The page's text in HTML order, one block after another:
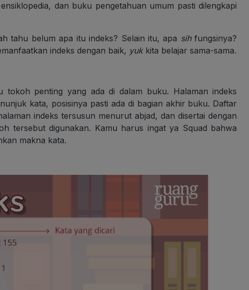
dan buku pengetahuan umum pasti dilengkapi
tahu belum apa itu indeks? Selain itu, apa sihfungsinya?
indeks dengan baik, yukkita belajar sama-sama.
tokoh penting yang ada di dalam buku. Halaman indeks
kata, posisinya pasti ada di bagian akhir buku. Daftar
indeks tersusun menurut abjad, dan disertai dengan
tersebut digunakan. Kamu harus ingat ya Squad bahwa
makna kata.